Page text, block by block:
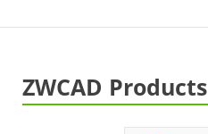
ZWCAD Products